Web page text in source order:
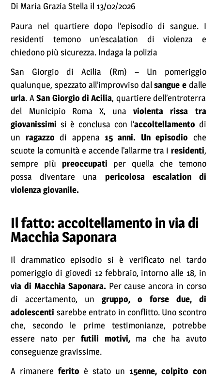
Di Maria Grazia Stella il 13/02/2026
Paura nel quartiere dopo l’episodio di sangue. I
residenti temono un’escalation di violenza e
chiedono più sicurezza. Indaga la polizia
San Giorgio di Acilia (Rm) – Un pomeriggio
qualunque, spezzato all’improvviso dalsangue edalle
urla. ASan Giorgio di Acilia, quartiere dell’entroterra
del Municipio Roma X, unaviolenta rissa tra
giovanissimi si è conclusa con l’accoltellamento di
un ragazzo di appena15 anni. Un episodio che
scuote la comunità e accende l’allarme tra i residenti,
sempre piùpreoccupati per quella che temono
possa diventare una pericolosa escalation di
violenza giovanile.
Il fatto: accoltellamento in via di
Macchia Saponara
Il drammatico episodio si è verificato nel tardo
pomeriggio di giovedì 12 febbraio, intorno alle 18, in
via di Macchia Saponara. Per cause ancora in corso
di accertamento, un gruppo, o forse due, di
adolescenti sarebbe entrato in conflitto. Uno scontro
che, secondo le prime testimonianze, potrebbe
essere nato per futili motivi,ma che ha avuto
conseguenze gravissime.
A rimanereferito è stato un 15enne, colpito con